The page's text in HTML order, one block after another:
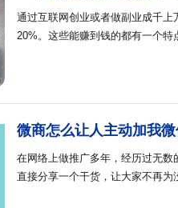
通过互联网创业或者做副业成千
20%。这些能赚到钱的都有一个
微商怎么让人主动加我
在网络上做推广多年，经历过无数
直接分享一个干货，让大家不再